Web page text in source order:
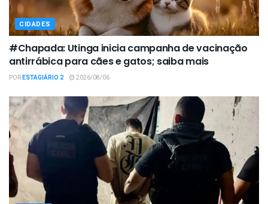
CIDADES
#Chapada: Utinga inicia campanha de vacinação
antirrábica para cães e gatos; saiba mais
PORESTAGIÁRIO 2 2026/08/06